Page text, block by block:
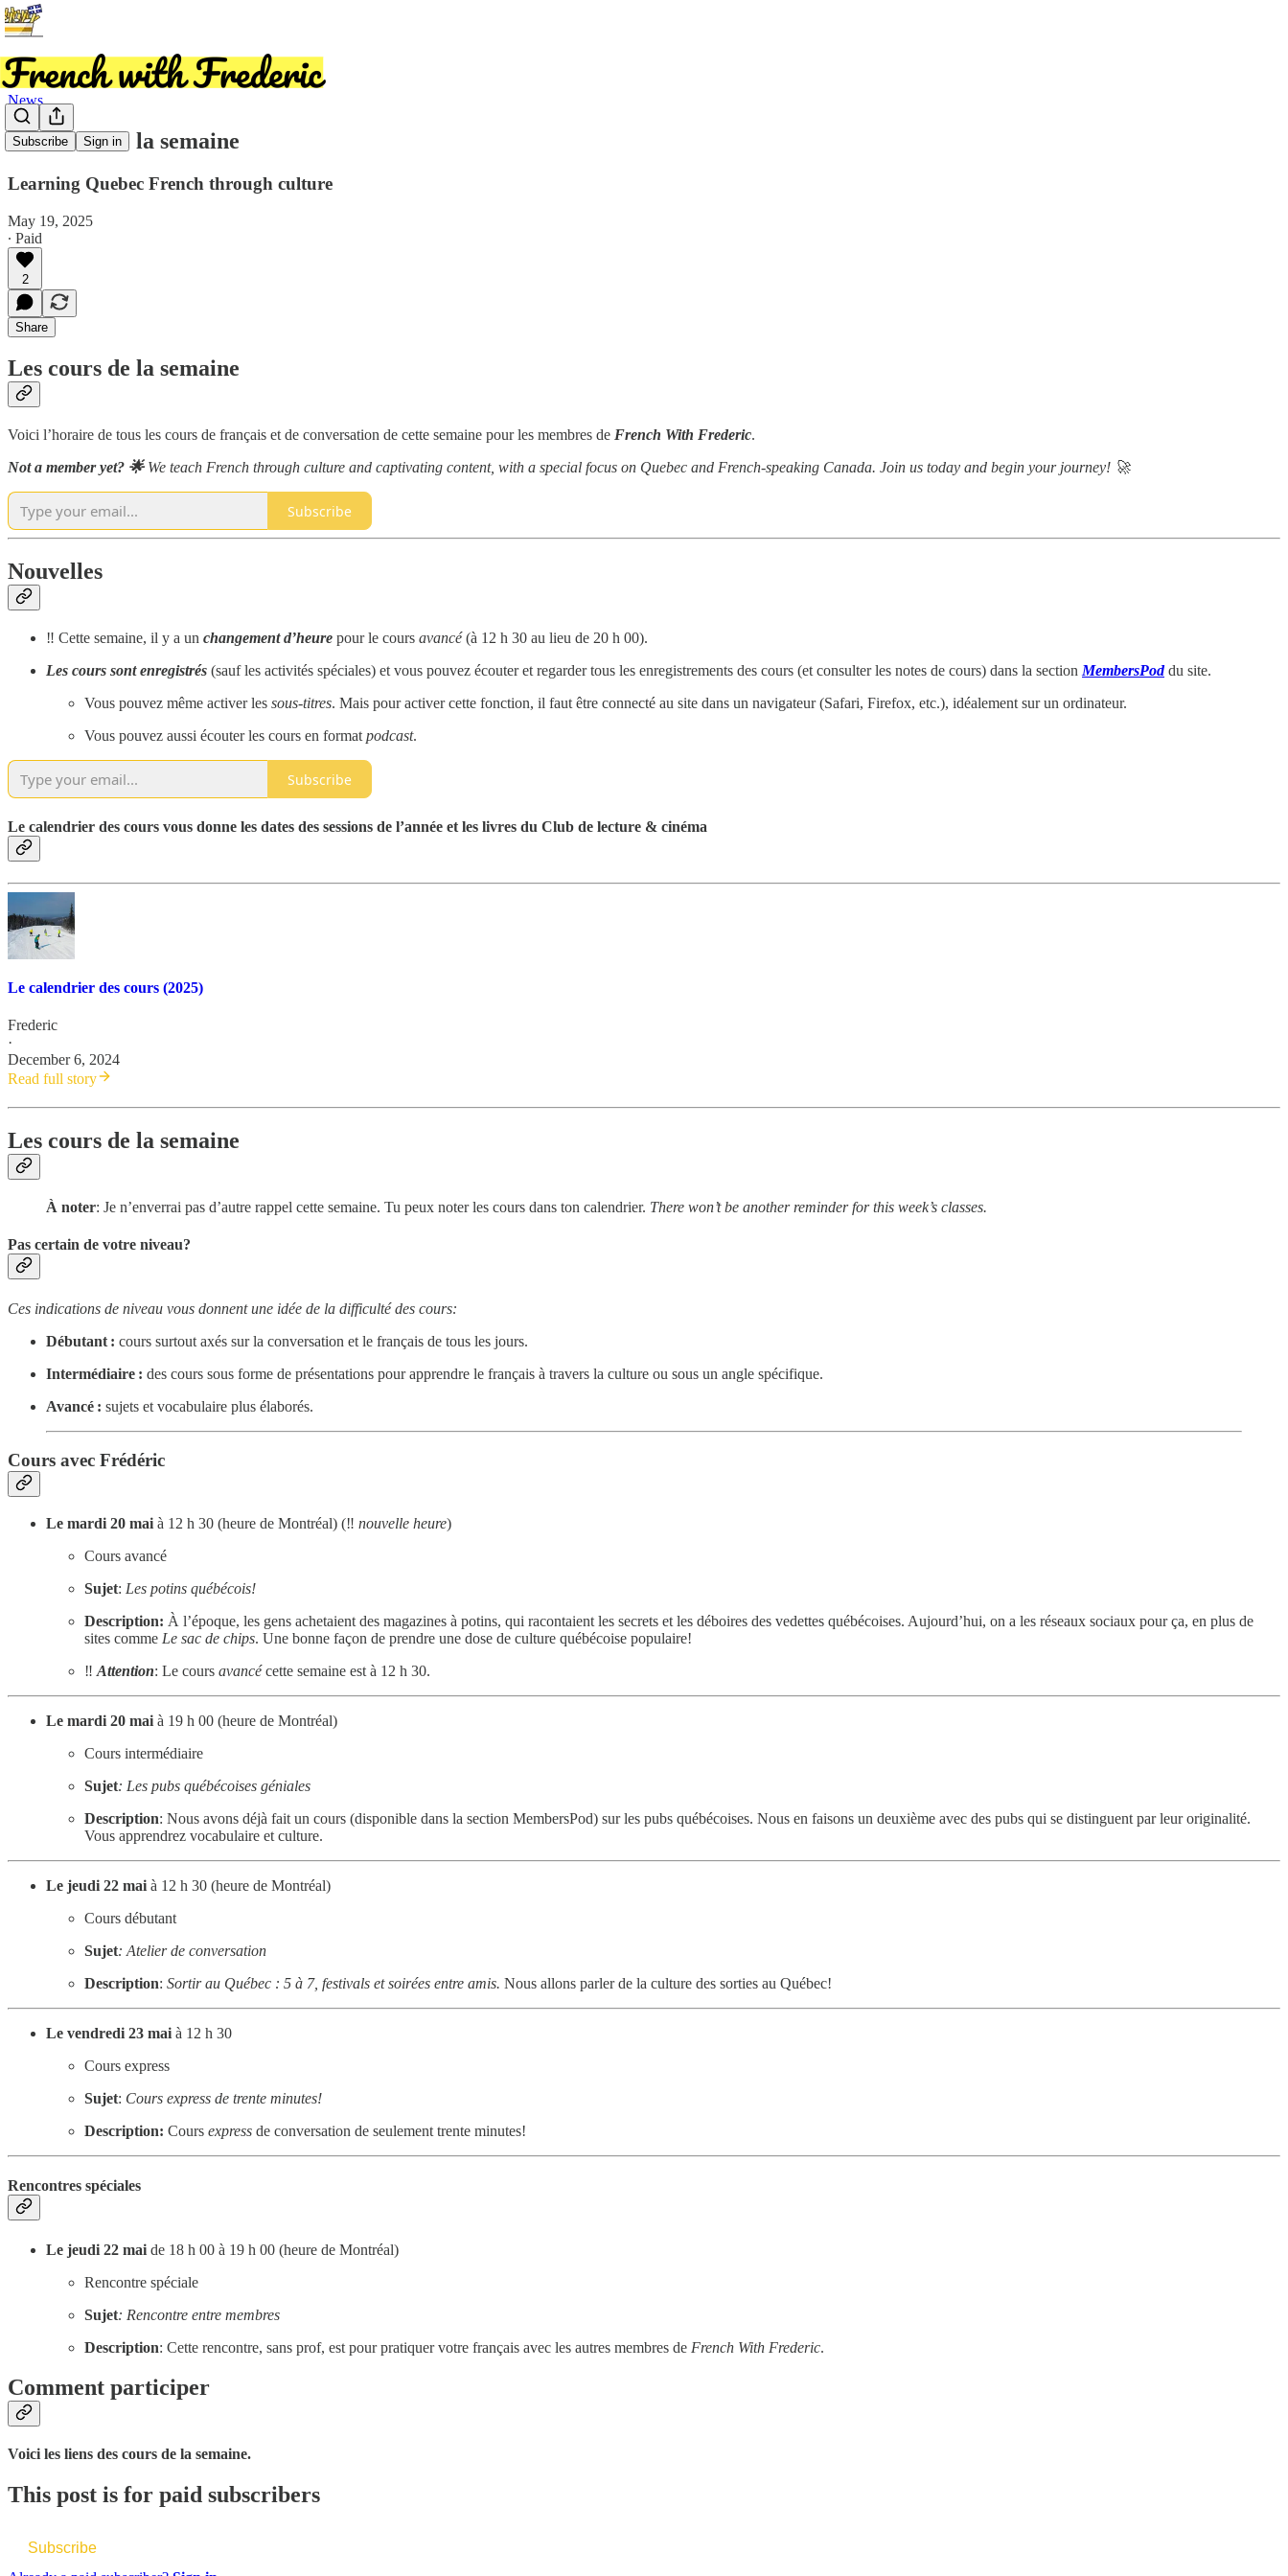
Subscribe Sign in
News
Les cours de la semaine
Learning Quebec French through culture
May 19, 2025
∙ Paid
2
Share
Les cours de la semaine
Voici l’horaire de tous les cours de français et de conversation de cette semaine pour les membres de French With Frederic.
Not a member yet? 🌟 We teach French through culture and captivating content, with a special focus on Quebec and French-speaking Canada. Join us today and begin your journey! 🚀
Subscribe
Nouvelles
‼️ Cette semaine, il y a un changement d’heure pour le cours avancé(à 12 h 30 au lieu de 20 h 00).
Les cours sont enregistrés (sauf les activités spéciales) et vous pouvez écouter et regarder tous les enregistrements des cours (et consulter les notes de cours) dans la section MembersPoddu site.
Vous pouvez même activer les sous-titres. Mais pour activer cette fonction, il faut être connecté au site dans un navigateur (Safari, Firefox, etc.), idéalement sur un ordinateur.
Vous pouvez aussi écouter les cours en format podcast.
Subscribe
Le calendrier des cours vous donne les dates des sessions de l’année et les livres du Club de lecture & cinéma
Le calendrier des cours (2025)
Frederic
·
December 6, 2024
Read full story
Les cours de la semaine
À noter: Je n’enverrai pas d’autre rappel cette semaine. Tu peux noter les cours dans ton calendrier. There won’t be another reminder for this week’s classes.
Pas certain de votre niveau?
Ces indications de niveau vous donnent une idée de la difficulté des cours:
Débutant : cours surtout axés sur la conversation et le français de tous les jours.
Intermédiaire : des cours sous forme de présentations pour apprendre le français à travers la culture ou sous un angle spécifique.
Avancé : sujets et vocabulaire plus élaborés.
Cours avec Frédéric
Le mardi 20 mai à 12 h 30 (heure de Montréal) (‼️ nouvelle heure)
Cours avancé
Sujet: Les potins québécois!
Description: À l’époque, les gens achetaient des magazines à potins, qui racontaient les secrets et les déboires des vedettes québécoises. Aujourd’hui, on a les réseaux sociaux pour ça, en plus de
sites comme Le sac de chips. Une bonne façon de prendre une dose de culture québécoise populaire!
‼️ Attention: Le cours avancécette semaine est à 12 h 30.
Le mardi 20 mai à 19 h 00 (heure de Montréal)
Cours intermédiaire
Sujet: Les pubs québécoises géniales
Description: Nous avons déjà fait un cours (disponible dans la section MembersPod) sur les pubs québécoises. Nous en faisons un deuxième avec des pubs qui se distinguent par leur originalité.
Vous apprendrez vocabulaire et culture.
Le jeudi 22 mai à 12 h 30 (heure de Montréal)
Cours débutant
Sujet: Atelier de conversation
Description: Sortir au Québec : 5 à 7, festivals et soirées entre amis. Nous allons parler de la culture des sorties au Québec!
Le vendredi 23 mai à 12 h 30
Cours express
Sujet: Cours express de trente minutes!
Description: Cours express de conversation de seulement trente minutes!
Rencontres spéciales
Le jeudi 22 mai de 18 h 00 à 19 h 00 (heure de Montréal)
Rencontre spéciale
Sujet: Rencontre entre membres
Description: Cette rencontre, sans prof, est pour pratiquer votre français avec les autres membres de French With Frederic.
Comment participer
Voici les liens des cours de la semaine.
This post is for paid subscribers
Subscribe